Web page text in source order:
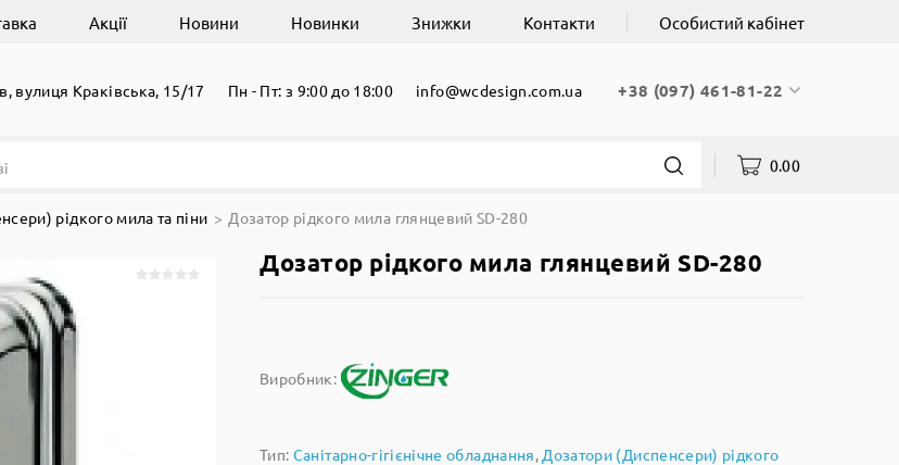
Акції Новини Новинки Знижки Контакти Особистий кабінет
вулиця Краківська, 15/17 Пн - Пт: з 9:00 до 18:00 info@wcdesign.com.ua +38 (097) 461-81-22
0.00
рідкого мила та піни Дозатор рідкого мила глянцевий SD-280
Дозатор рідкого мила глянцевий SD-280
Виробник:
Тип: Санітарно-гігієнічне обладнання, Дозатори (Диспенсери) рідкого